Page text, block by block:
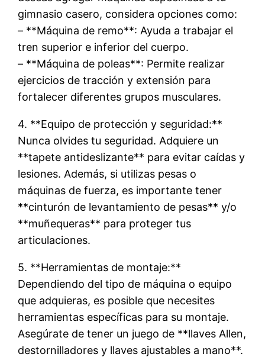
gimnasio casero, considera opciones como:
– **Máquina de remo**: Ayuda a trabajar el
tren superior e inferior del cuerpo.
– **Máquina de poleas**: Permite realizar
ejercicios de tracción y extensión para
fortalecer diferentes grupos musculares.
4. **Equipo de protección y seguridad:**
Nunca olvides tu seguridad. Adquiere un
**tapete antideslizante** para evitar caídas y
lesiones. Además, si utilizas pesas o
máquinas de fuerza, es importante tener
**cinturón de levantamiento de pesas** y/o
**muñequeras** para proteger tus
articulaciones.
5. **Herramientas de montaje:**
Dependiendo del tipo de máquina o equipo
que adquieras, es posible que necesites
herramientas específicas para su montaje.
Asegúrate de tener un juego de **llaves Allen,
destornilladores y llaves ajustables a mano**.